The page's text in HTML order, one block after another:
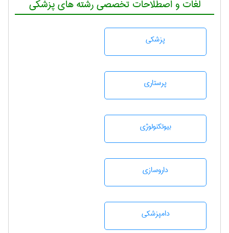
لغات و اصطلاحات تخصصی رشته های پزشکی
پزشكی
پرستاری
بيوتكنولوژی
داروسازی
دامپزشكی